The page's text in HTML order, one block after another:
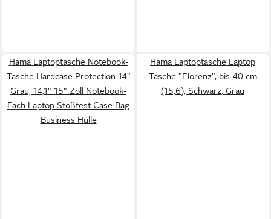
Hama Laptoptasche Notebook-
Tasche Hardcase Protection 14"
Grau, 14,1" 15" Zoll Notebook-
Fach Laptop Stoßfest Case Bag
Business Hülle
Hama Laptoptasche Laptop
Tasche "Florenz", bis 40 cm
(15,6), Schwarz, Grau